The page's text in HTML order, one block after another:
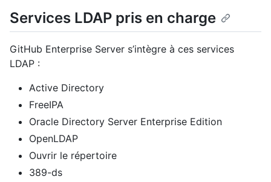
Services LDAP pris en charge
GitHub Enterprise Server s’intègre à ces services
LDAP :
Active Directory
FreeIPA
Oracle Directory Server Enterprise Edition
OpenLDAP
Ouvrir le répertoire
389-ds